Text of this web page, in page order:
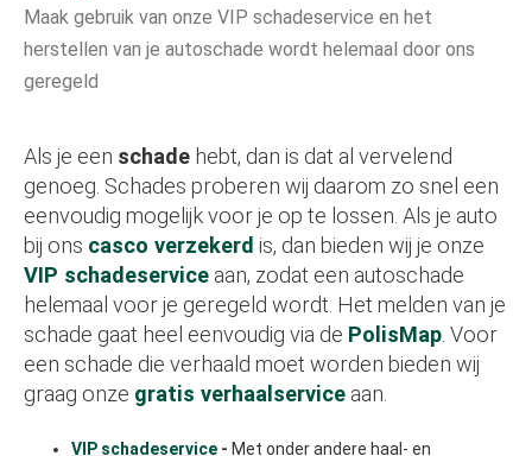
Maak gebruik van onze VIP schadeservice en het
herstellen van je autoschade wordt helemaal door ons
geregeld
Als je een schade hebt, dan is dat al vervelend
genoeg. Schades proberen wij daarom zo snel een
eenvoudig mogelijk voor je op te lossen. Als je auto
bij ons casco verzekerd is, dan bieden wij je onze
VIP schadeservice aan, zodat een autoschade
helemaal voor je geregeld wordt. Het melden van je
schade gaat heel eenvoudig via de PolisMap . Voor
een schade die verhaald moet worden bieden wij
graag onze gratis verhaalservice aan.
VIP schadeservice - Met onder andere haal- en